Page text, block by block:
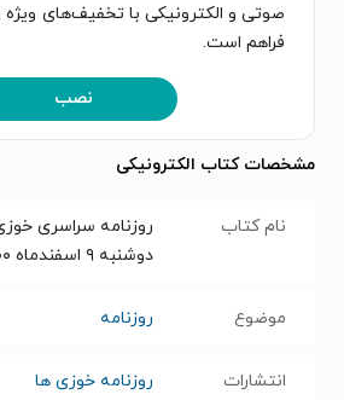
صوتی و الکترونیکی با تخفیف‌های
فراهم است.
نصب
مشخصات کتاب الکترونیکی
نام کتاب
دوشنبه ۹ اسفندماه ۱۴۰۰
موضوع روزنامه
انتشارات روزنامه خوزی ها